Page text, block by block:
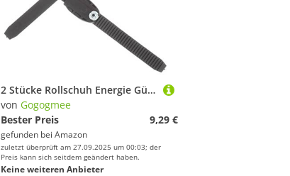
2 Stücke Rollschuh Energie Gürtel Snowboard Bindung Riemen Ersatz Tragbare Schnalle
von Gogogmee
Bester Preis
9,29 €
gefunden bei Amazon
zuletzt überprüft am 27.09.2025 um 00:03; der
Preis kann sich seitdem geändert haben.
Keine weiteren Anbieter